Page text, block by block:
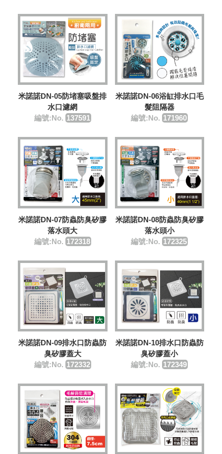
米諾諾DN-05防堵塞吸盤排
水口濾網
編號:No. 137591
米諾諾DN-06浴缸排水口毛
髮阻隔器
編號:No. 171960
米諾諾DN-07防蟲防臭矽膠
落水頭大
編號:No. 172318
米諾諾DN-08防蟲防臭矽膠
落水頭小
編號:No. 172325
米諾諾DN-09排水口防蟲防
臭矽膠蓋大
編號:No. 172332
米諾諾DN-10排水口防蟲防
臭矽膠蓋小
編號:No. 172349